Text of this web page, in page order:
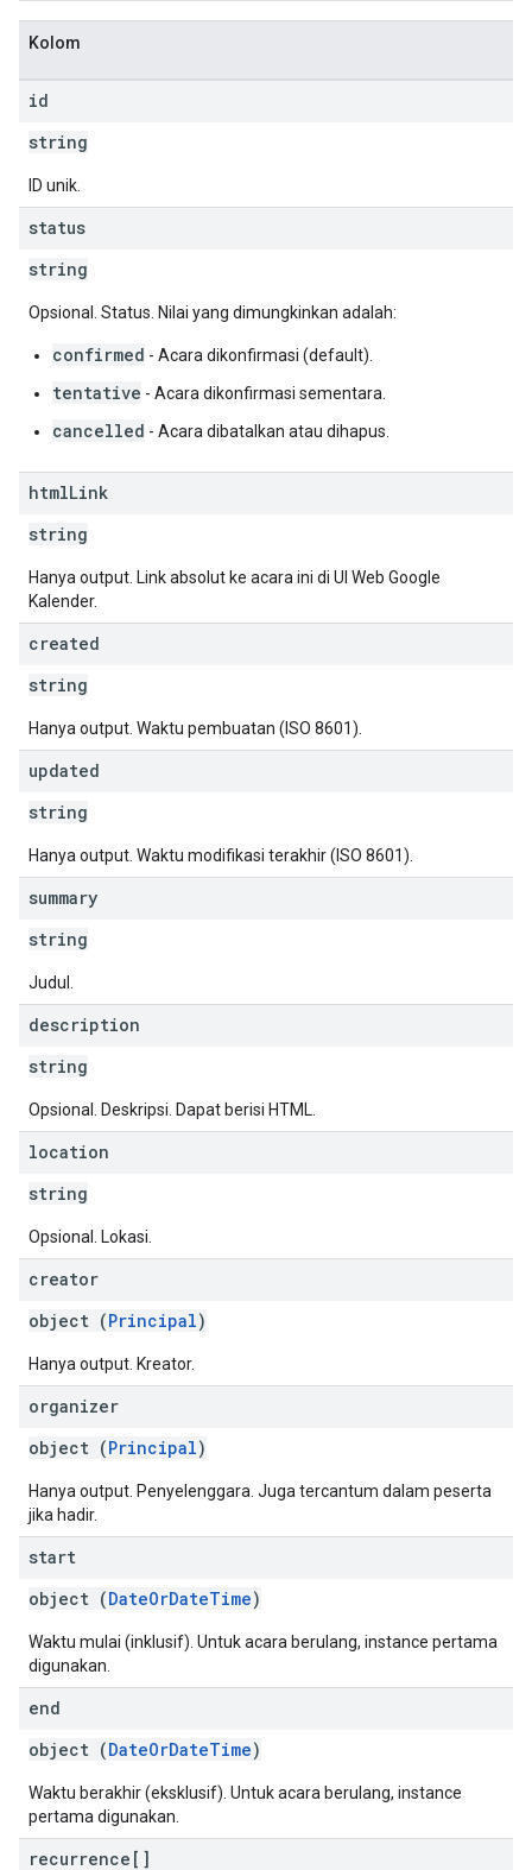
Kolom
id
string
ID unik.
status
string
Opsional. Status. Nilai yang dimungkinkan adalah:
confirmed - Acara dikonfirmasi (default).
tentative - Acara dikonfirmasi sementara.
cancelled - Acara dibatalkan atau dihapus.
htmlLink
string
Hanya output. Link absolut ke acara ini di UI Web Google
Kalender.
created
string
Hanya output. Waktu pembuatan (ISO 8601).
updated
string
Hanya output. Waktu modifikasi terakhir (ISO 8601).
summary
string
Judul.
description
string
Opsional. Deskripsi. Dapat berisi HTML.
location
string
Opsional. Lokasi.
creator
object (Principal)
Hanya output. Kreator.
organizer
object (Principal)
Hanya output. Penyelenggara. Juga tercantum dalam peserta
jika hadir.
start
object (DateOrDateTime)
Waktu mulai (inklusif). Untuk acara berulang, instance pertama
digunakan.
end
object (DateOrDateTime)
Waktu berakhir (eksklusif). Untuk acara berulang, instance
pertama digunakan.
recurrence[]